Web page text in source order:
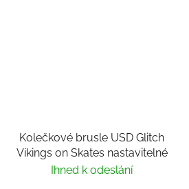
Kolečkové brusle USD Glitch
Vikings on Skates nastavitelné
Ihned k odeslání